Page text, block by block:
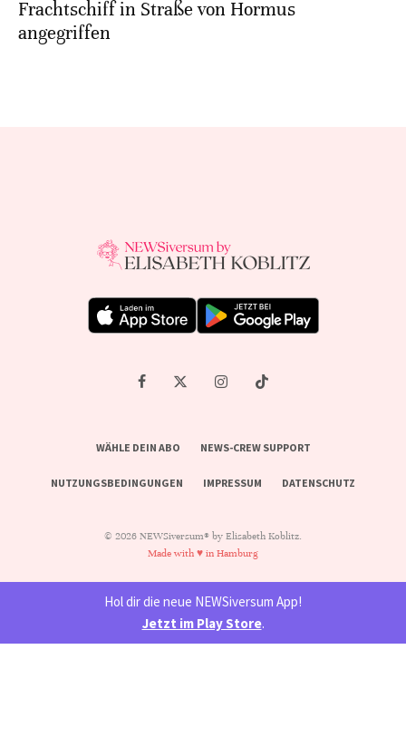
Frachtschiff in Straße von Hormus
angegriffen
WÄHLE DEIN ABO NEWS-CREW SUPPORT
NUTZUNGSBEDINGUNGEN IMPRESSUM DATENSCHUTZ
© 2026 NEWSiversum® by Elisabeth Koblitz.
Made with ♥ in Hamburg
Hol dir die neue NEWSiversum App!
Jetzt im Play Store.